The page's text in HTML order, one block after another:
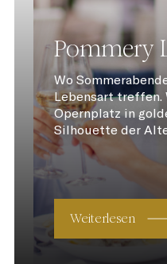
Pommery
Wo
Lebensart treffen.
Opernplatz in
Silhouette der
Weiterlesen